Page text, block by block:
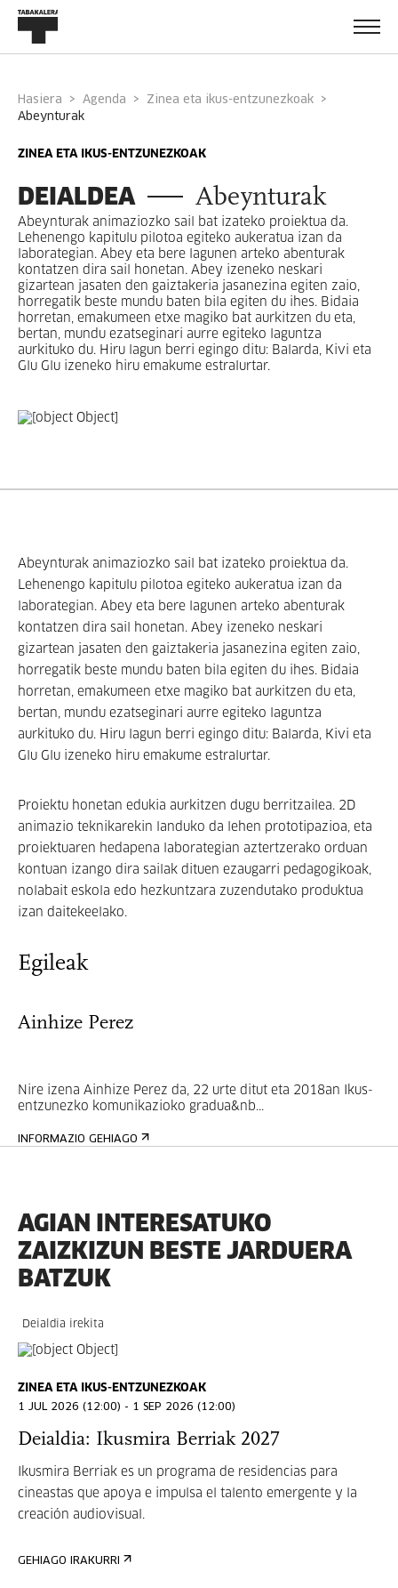
Hasiera Agenda
Zinea eta ikus-entzunezkoak
abeynturak
ZINEA ETA IKUS-ENTZUNEZKOAK
DEIALDEA Abeynturak
Abeynturak animaziozko sail bat izateko proiektua da.
Lehenengo kapitulu pilotoa egiteko aukeratua izan da
laborategian. Abey eta bere lagunen arteko abenturak
kontatzen dira sail honetan. Abey izeneko neskari
gizartean jasaten den gaiztakeria jasanezina egiten zaio,
horregatik beste mundu baten bila egiten du ihes. Bidaia
horretan, emakumeen etxe magiko bat aurkitzen du eta,
bertan, mundu ezatseginari aurre egiteko laguntza
aurkituko du. Hiru lagun berri egingo ditu: Balarda, Kivi eta
Glu Glu izeneko hiru emakume estralurtar.
Abeynturak animaziozko sail bat izateko proiektua da.
Lehenengo kapitulu pilotoa egiteko aukeratua izan da
laborategian. Abey eta bere lagunen arteko abenturak
kontatzen dira sail honetan. Abey izeneko neskari
gizartean jasaten den gaiztakeria jasanezina egiten zaio,
horregatik beste mundu baten bila egiten du ihes. Bidaia
horretan, emakumeen etxe magiko bat aurkitzen du eta,
bertan, mundu ezatseginari aurre egiteko laguntza
aurkituko du. Hiru lagun berri egingo ditu: Balarda, Kivi eta
Glu Glu izeneko hiru emakume estralurtar.
Proiektu honetan edukia aurkitzen dugu berritzailea. 2D
animazio teknikarekin landuko da lehen prototipazioa, eta
proiektuaren hedapena laborategian aztertzerako orduan
kontuan izango dira sailak dituen ezaugarri pedagogikoak,
nolabait eskola edo hezkuntzara zuzendutako produktua
izan daitekeelako.
Egileak
Ainhize Perez
Nire izena Ainhize Perez da, 22 urte ditut eta 2018an Ikus-
entzunezko komunikazioko gradua&nb...
INFORMAZIO GEHIAGO
AGIAN INTERESATUKO
ZAIZKIZUN BESTE JARDUERA
BATZUK
Deialdia irekita
ZINEA ETA IKUS-ENTZUNEZKOAK
1 JUL 2026 (12:00) - 1 SEP 2026 (12:00)
Deialdia: Ikusmira Berriak 2027
Ikusmira Berriak es un programa de residencias para
cineastas que apoya e impulsa el talento emergente y la
creación audiovisual.
GEHIAGO IRAKURRI